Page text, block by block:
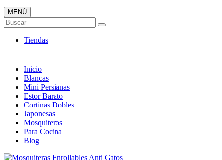
Catálogo ONLINE de Cortinas
Al mejor Precio
MENÚ
Buscar
Tiendas
Inicio
Blancas
Mini Persianas
Estor Barato
Cortinas Dobles
Japonesas
Mosquiteros
Para Cocina
Blog